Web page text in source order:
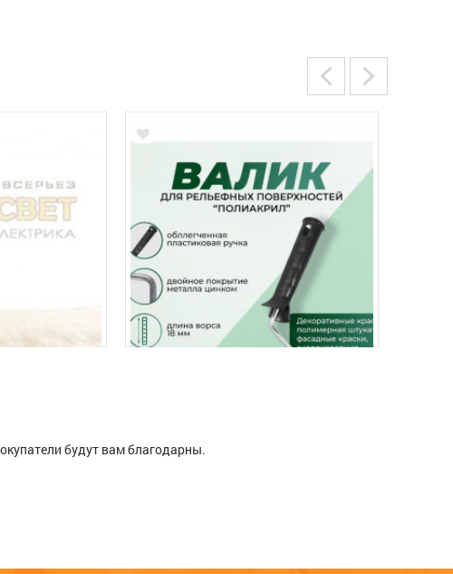
Валик Полиакрил зеленый 180*40мм
Валик
будут вам благодарны.